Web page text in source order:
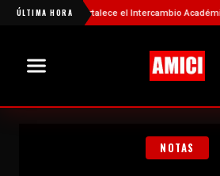
ÚLTIMA HORA
China Fortalece el Intercambio Académico con
NOTAS